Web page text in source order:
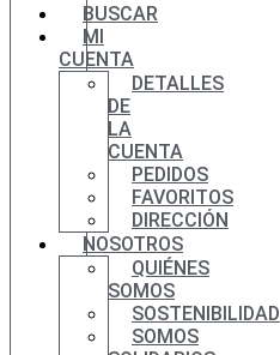
BUSCAR
MI
CUENTA
DETALLES
DE
LA
CUENTA
PEDIDOS
FAVORITOS
DIRECCIÓN
NOSOTROS
QUIÉNES
SOMOS
SOSTENIBILIDAD
SOMOS